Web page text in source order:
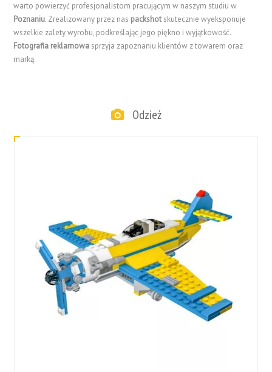
warto powierzyć profesjonalistom pracującym w naszym studiu w
Poznaniu. Zrealizowany przez nas packshotskutecznie wyeksponuje
wszelkie zalety wyrobu, podkreślając jego piękno i wyjątkowość.
Fotografia reklamowa sprzyja zapoznaniu klientów z towarem oraz
marką.
Odzież